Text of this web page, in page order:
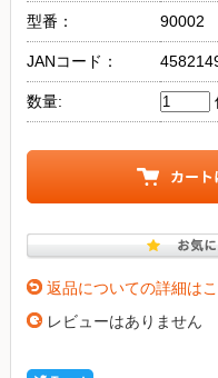
型番： 90002
JANコード：
数量:
返品についての詳細は
レビューはありません